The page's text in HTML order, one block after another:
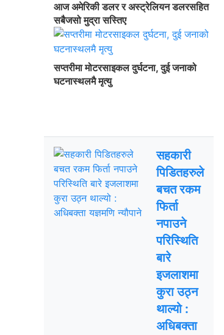
आज अमेरिकी डलर र अस्ट्रेलियन डलरसहित
सबैजसो मुद्रा सस्तिए
सप्तरीमा मोटरसाइकल दुर्घटना, दुई जनाको
घटनास्थलमै मृत्यु
सहकारी
पिडितहरुले
बचत रकम
फिर्ता
नपाउने
परिस्थिति
बारे
इजलाशमा
कुरा उठ्न
थाल्यो :
अधिबक्ता